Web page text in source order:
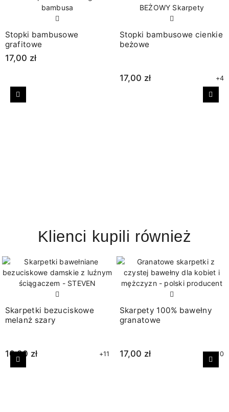
Stopki bambusowe
grafitowe
17,00 zł
Stopki bambusowe cienkie
beżowe
17,00 zł +4
Poprzedni
Klienci kupili również
Skarpetki bezuciskowe
melanż szary
16,00 zł +11
Skarpety 100% bawełny
granatowe
17,00 zł +10
Poprzedni